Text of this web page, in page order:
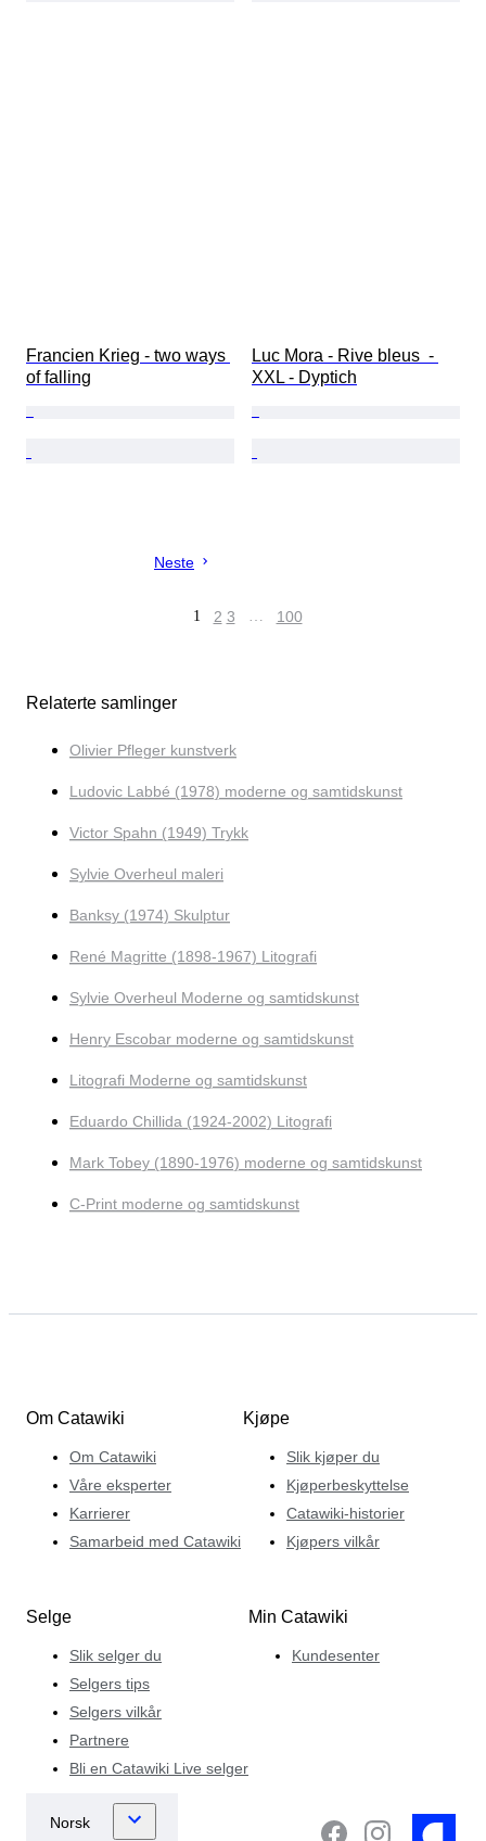
Francien Krieg - two ways
of falling
Luc Mora - Rive bleus  -
XXL - Dyptich
Neste
1 2 3 … 100
Relaterte samlinger
Olivier Pfleger kunstverk
Ludovic Labbé (1978) moderne og samtidskunst
Victor Spahn (1949) Trykk
Sylvie Overheul maleri
Banksy (1974) Skulptur
René Magritte (1898-1967) Litografi
Sylvie Overheul Moderne og samtidskunst
Henry Escobar moderne og samtidskunst
Litografi Moderne og samtidskunst
Eduardo Chillida (1924-2002) Litografi
Mark Tobey (1890-1976) moderne og samtidskunst
C-Print moderne og samtidskunst
Om Catawiki
Om Catawiki
Våre eksperter
Karrierer
Samarbeid med Catawiki
Kjøpe
Slik kjøper du
Kjøperbeskyttelse
Catawiki-historier
Kjøpers vilkår
Selge
Slik selger du
Selgers tips
Selgers vilkår
Partnere
Bli en Catawiki Live selger
Min Catawiki
Kundesenter